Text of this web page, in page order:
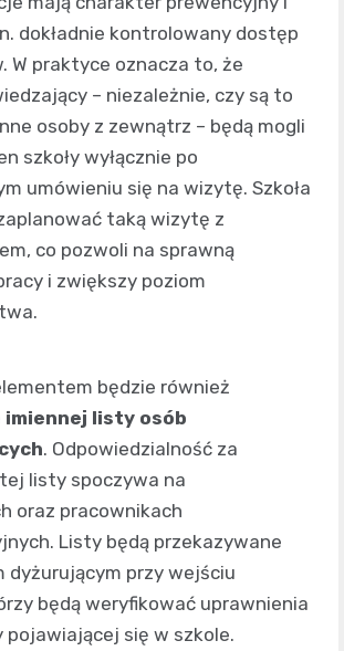
dokładnie kontrolowany dostęp
W praktyce oznacza to, że
– niezależnie, czy są to
osoby z zewnątrz – będą mogli
szkoły wyłącznie po
umówieniu się na wizytę. Szkoła
taką wizytę z
co pozwoli na sprawną
i zwiększy poziom
będzie również
imiennej listy osób
. Odpowiedzialność za
listy spoczywa na
oraz pracownikach
Listy będą przekazywane
dyżurującym przy wejściu
będą weryfikować uprawnienia
pojawiającej się w szkole.